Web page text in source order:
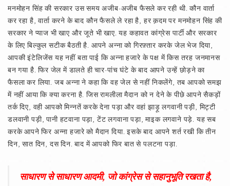
मनमोहन सिंह की सरकार उस समय अजीब-अजीब फैसले कर रही थी. कौन वार्ता
कर रहा है, वार्ता करने के बाद कौन फैसले ले रहा है, हर क़दम पर मनमोहन सिंह की
सरकार ने प्याज भी खाए और जूते भी खाए. यह कहावत कांग्रेस पार्टी और सरकार
के लिए बिल्कुल सटीक बैठती है. आपने अन्ना को गिरफ़्तार करके जेल भेज दिया,
आपकी इंटेलिजेंस यह नहीं बता पाई कि अन्ना हजारे के पक्ष में किस तरह जनमानस
बन गया है. फिर जेल में डालते ही चार-पांच घंटे के बाद आपने उन्हें छोड़ने का
फैसला कर लिया. जब अन्ना ने कहा कि वह जेल से नहीं निकलेंगे, तब आपको समझ
में नहीं आया कि क्या करना है. जिस रामलीला मैदान को न देने के पीछे आपने सैकड़ों
तर्क दिए, वही आपको मिन्नतें करके देना पड़ा और वहां झाड़ू लगवानी पड़ी, मिट्टी
डलवानी पड़ी, पानी हटवाना पड़ा, टेंट लगवाना पड़ा, माइक लगवाने पड़े. यह सब
करके आपने फिर अन्ना हजारे को मैदान दिया. इसके बाद आपने शर्त रखी कि तीन
दिन, सात दिन, दस दिन. बाद में आपको फिर बात से पलटना पड़ा.
साधारण से साधारण आदमी, जो कांग्रेस से सहानुभूति रखता है,